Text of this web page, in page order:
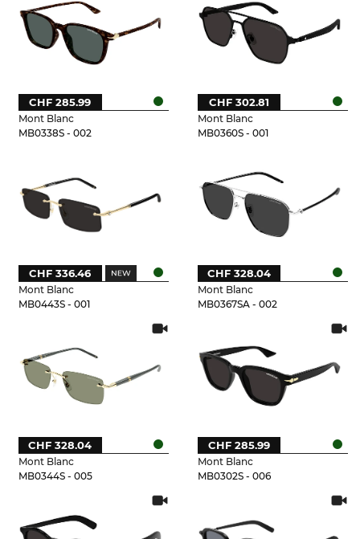
Mont Blanc
MB0338S - 002
CHF 285.99
Mont Blanc
MB0360S - 001
CHF 302.81
Mont Blanc
MB0443S - 001
CHF 336.46
Mont Blanc
MB0367SA - 002
CHF 328.04
Mont Blanc
MB0344S - 005
CHF 328.04
Mont Blanc
MB0302S - 006
CHF 285.99